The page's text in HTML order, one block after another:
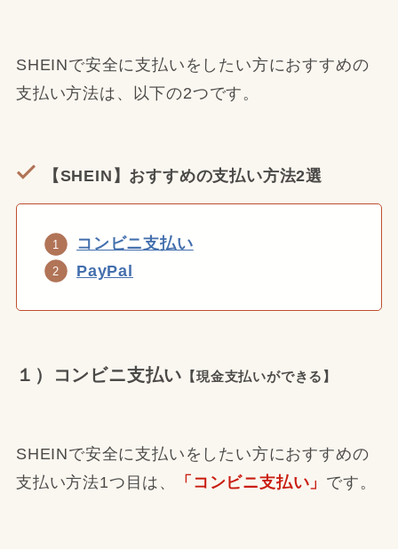
SHEINで安全に支払いをしたい方におすすめの
支払い方法は、以下の2つです。
【SHEIN】おすすめの支払い方法2選
コンビニ支払い
PayPal
１）コンビニ支払い 【現金支払いができる】
SHEINで安全に支払いをしたい方におすすめの
支払い方法1つ目は、
「コンビニ支払い」 です。